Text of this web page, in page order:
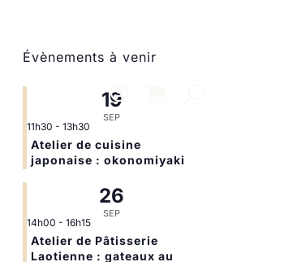
Évènements à venir
19
SEP
11h30 - 13h30
Atelier de cuisine
japonaise : okonomiyaki
26
SEP
14h00 - 16h15
Atelier de Pâtisserie
Laotienne : gateaux au